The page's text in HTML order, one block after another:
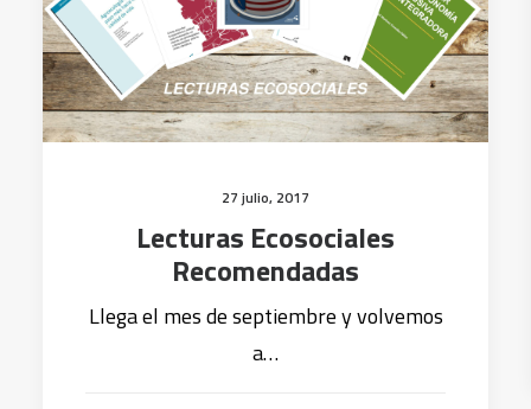
27 julio, 2017
Lecturas Ecosociales
Recomendadas
Llega el mes de septiembre y volvemos
a…